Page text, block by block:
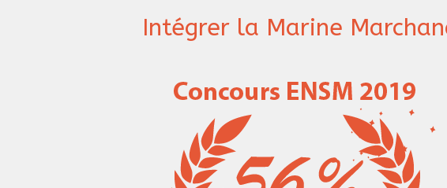
marchande
Intégrer la Marine